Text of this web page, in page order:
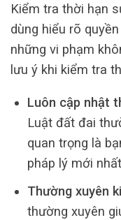
Kiểm tra thời hạn
dùng hiểu rõ
những vi phạm
lưu ý khi kiểm tra
Luôn cập nhật
Luật đất đai
quan trọng là
pháp lý mới
Thường xuyên
thường xuyên